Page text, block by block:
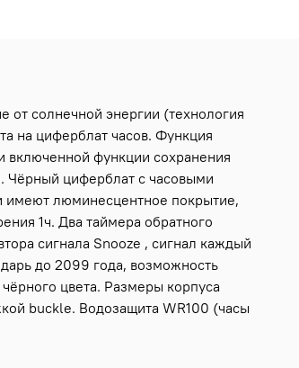
солнечной энергии (технология
на циферблат часов. Функция
включенной функции сохранения
Чёрный циферблат с часовыми
имеют люминесцентное покрытие,
1ч. Два таймера обратного
сигнала Snooze , сигнал каждый
до 2099 года, возможность
цвета. Размеры корпуса
buckle. Водозащита WR100 (часы